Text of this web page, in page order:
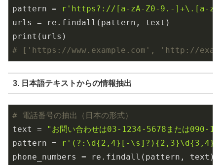
pattern =
r'https?://[a-zA-Z0-9.-]+\.[a-
urls = re.findall(pattern, text)
# ['https://www.example.com', 'http://
3. 日本語テキストからの情報抽出
# 電話番号の抽出（日本の形式）
text =
"お問い合わせは03-1234-5678または090-
pattern =
r'(?:\d{2,4}[-\s]?){2,3}\d{3,4}'
phone_numbers = re.findall(pattern, text)